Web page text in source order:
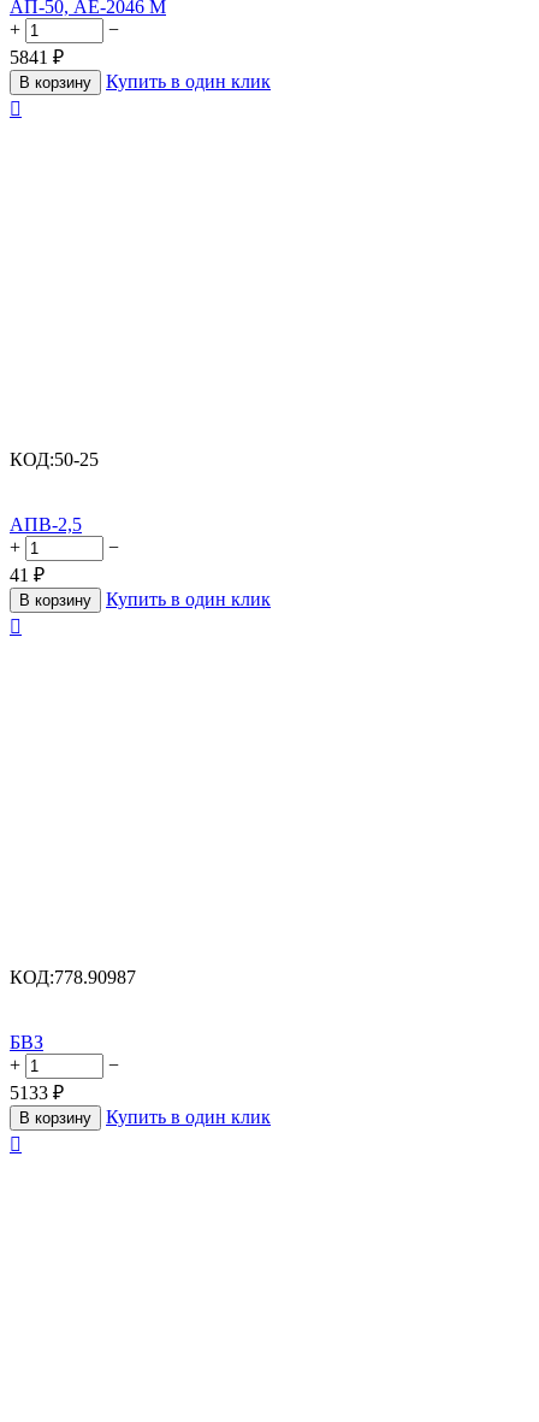
АП-50, АЕ-2046 М
+
−
5841 ₽
В корзину
Купить в один клик

КОД:50-25
АПВ-2,5
+
−
41 ₽
В корзину
Купить в один клик

КОД:778.90987
БВЗ
+
−
5133 ₽
В корзину
Купить в один клик
